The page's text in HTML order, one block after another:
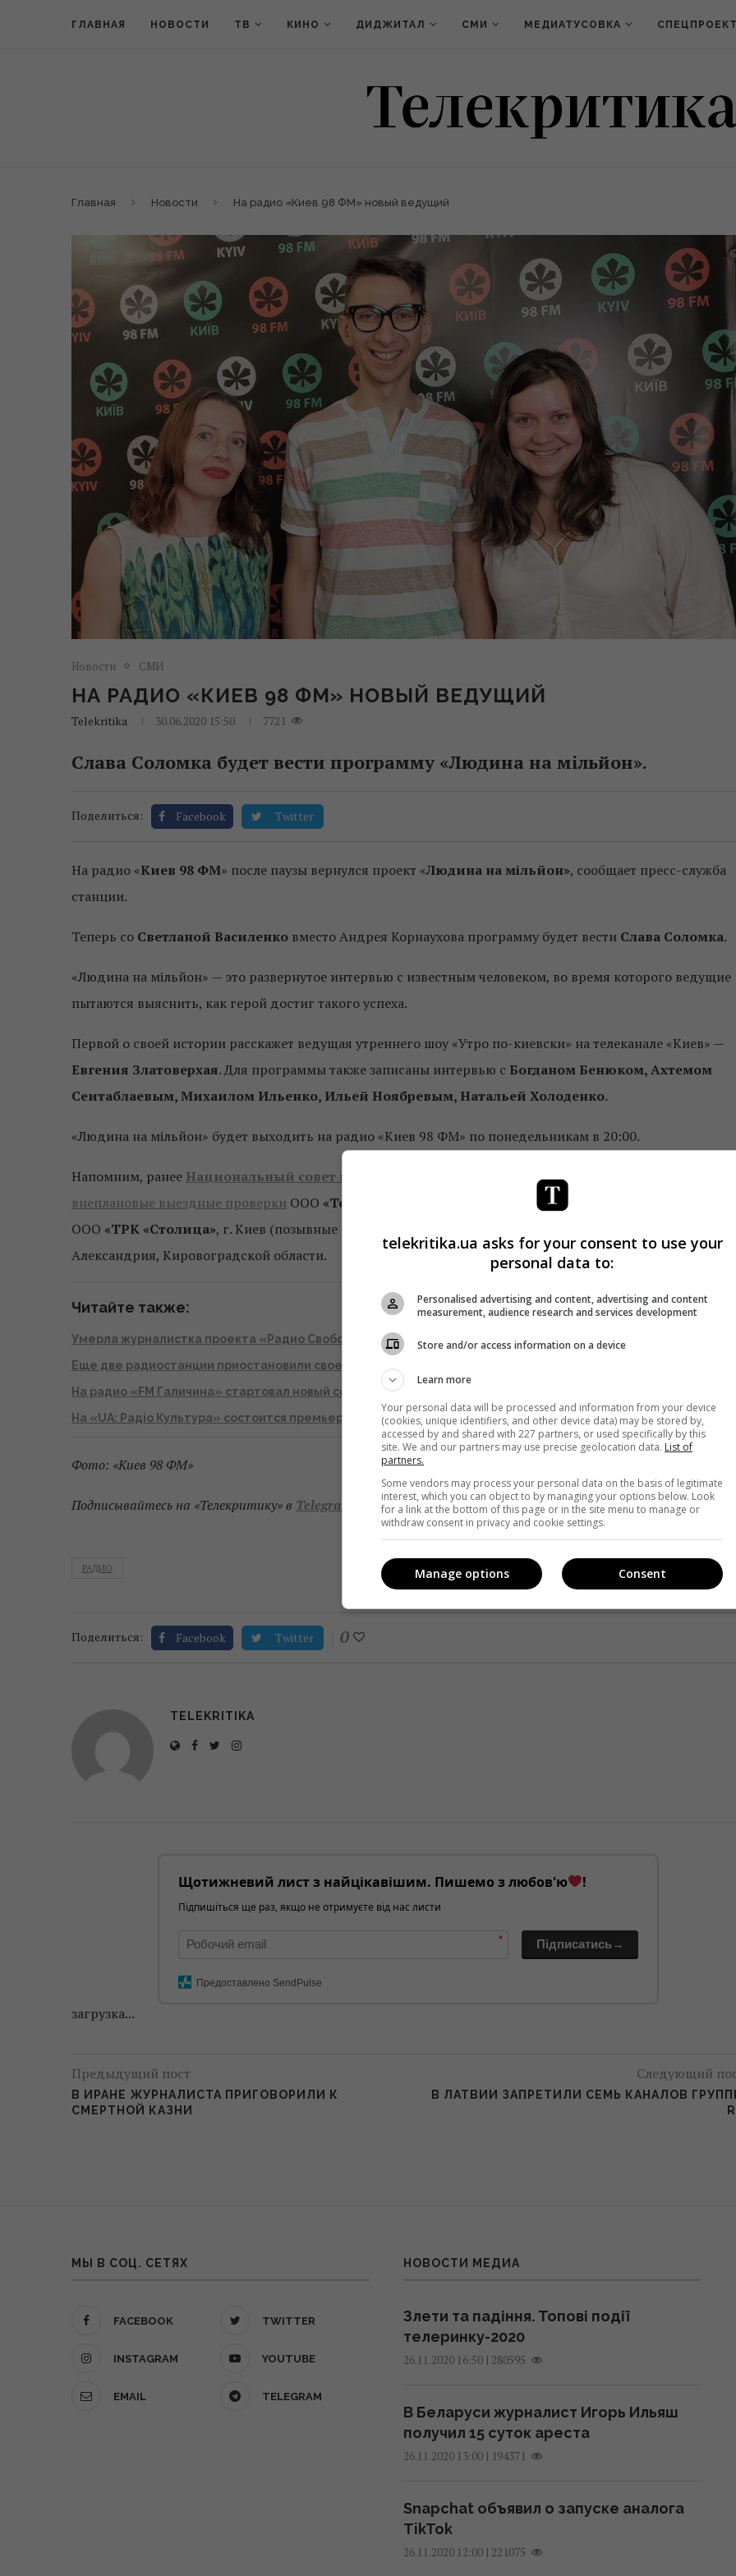
ГЛАВНАЯ НОВОСТИ ТВ КИНО ДИДЖИТАЛ СМИ МЕДИАТУСОВКА
Главная Новости На радио «Киев 98 ФМ» новый ведущий
Новости СМИ
НА РАДИО «КИЕВ 98 ФМ» НОВЫЙ ВЕДУЩИЙ
Telekritika 30.06.2020 15:50 7721
Слава Соломка будет вести программу «Людина на мільйон».
Поделиться: Facebook Twitter
На радио «Киев 98 ФМ» после паузы вернулся проект «Людина на мільйон», сообщает пресс-служба
станции.
Теперь со Светланой Василенко вместо Андрея Корнаухова программу будет вести Слава Соломка.
«Людина на мільйон» — это развернутое интервью с известным человеком, во время которого ведущие
пытаются выяснить, как герой достиг такого успеха.
Первой о своей истории расскажет ведущая утреннего шоу «Утро по-киевски» на телеканале «Киев» —
Евгения Златоверхая. Для программы также записаны интервью с Богданом Бенюком, Ахтемом
Сеитаблаевым, Михаилом Ильенко, Ильей Ноябревым, Натальей Холоденко.
«Людина на мільйон» будет выходить на радио «Киев 98 ФМ» по понедельникам в 20:00.
Напомним, ранее Национальный совет по вопросам телевидения и радиовещания
внеплановые выездные проверки ООО «Телерадиокомпания «Шансон» , г. Киев (позывные «Шансон»),
ООО «ТРК «Столица», г. Киев (позывные «Перец FM») и ООО
Александрия, Кировоградской области.
Читайте также:
Умерла журналистка проекта «Радио Свобода» Богдана Костюк
Еще две радиостанции приостановили свое вещание в цифровой сети Киева
На радио «FM Галичина» стартовал новый сезон
На «UA: Радіо Культура» состоится премьера радиофильма о войне
Фото: «Киев 98 ФМ»
Подписывайтесь на «Телекритику» в Telegram Facebook!
РАДИО
Поделиться: Facebook Twitter 0
TELEKRITIKA
Щотижневий лист з найцікавішим. Пишемо з любов'ю !
Підпишіться ще раз, якщо не отримуєте від нас листи
* Підписатись→
Предоставлено SendPulse
загрузка...
Предыдущий пост
В ИРАНЕ ЖУРНАЛИСТА ПРИГОВОРИЛИ К
СМЕРТНОЙ КАЗНИ
Следующий
В ЛАТВИИ ЗАПРЕТИЛИ СЕМЬ КАНАЛОВ
МЫ В СОЦ. СЕТЯХ
FACEBOOK TWITTER
INSTAGRAM YOUTUBE
EMAIL TELEGRAM
НОВОСТИ МЕДИА
Злети та падіння. Топові події
телеринку-2020
26.11.2020 16:50| 280595
В Беларуси журналист Игорь Ильяш
получил 15 суток ареста
26.11.2020 13:00| 194371
Snapchat объявил о запуске аналога
TikTok
26.11.2020 12:00| 221075
telekritika.ua asks for your consent to use your
personal data to:
Personalised advertising and content, advertising and content
measurement, audience research and services development
Store and/or access information on a device
Learn more
Your personal data will be processed and information from your device
(cookies, unique identifiers, and other device data) may be stored by,
accessed by and shared with 227 partners, or used specifically by this
site. We and our partners may use precise geolocation data. List of
partners.
Some vendors may process your personal data on the basis of legitimate
interest, which you can object to by managing your options below. Look
for a link at the bottom of this page or in the site menu to manage or
withdraw consent in privacy and cookie settings.
Consent
Manage options